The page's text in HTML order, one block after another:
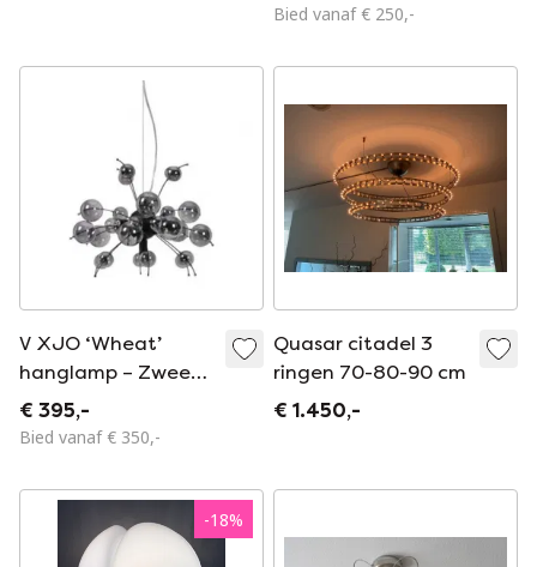
Bied vanaf € 250,-
V XJO ‘Wheat’
hanglamp – Zweeds
design –
Smoke/Black –
€ 395,-
Bied vanaf € 350,-
Quasar citadel 3
ringen 70-80-90 cm
€ 1.450,-
-18%